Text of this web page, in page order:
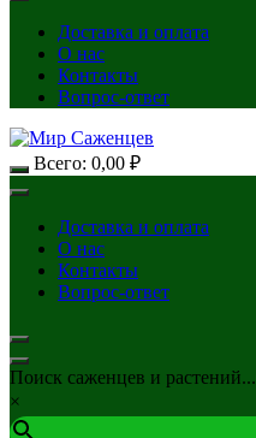
Доставка и оплата
О нас
Контакты
Вопрос-ответ
Всего: 0,00 ₽
Доставка и оплата
О нас
Контакты
Вопрос-ответ
Поиск саженцев и растений...
×